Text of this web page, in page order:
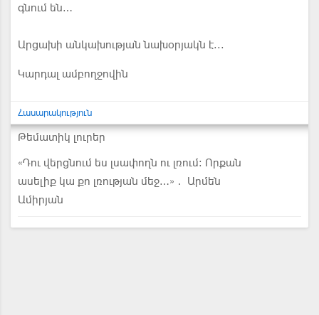
գնում են…
Արցախի անկախության նախօրյակն է...
Կարդալ ամբողջովին
Հասարակություն
Թեմատիկ լուրեր
«Դու վերցնում ես լսափողն ու լռում։ Որքան
ասելիք կա քո լռության մեջ…»․ Արմեն
Ամիրյան